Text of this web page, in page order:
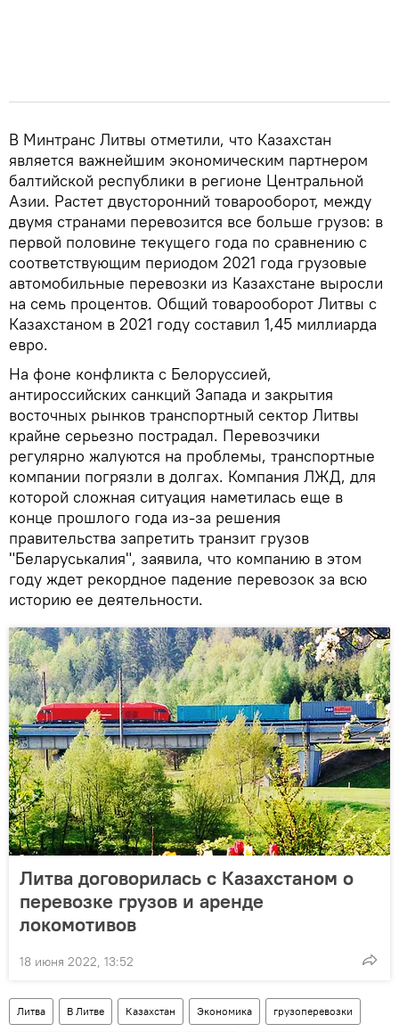
В Минтранс Литвы отметили, что Казахстан
является важнейшим экономическим партнером
балтийской республики в регионе Центральной
Азии. Растет двусторонний товарооборот, между
двумя странами перевозится все больше грузов: в
первой половине текущего года по сравнению с
соответствующим периодом 2021 года грузовые
автомобильные перевозки из Казахстане выросли
на семь процентов. Общий товарооборот Литвы с
Казахстаном в 2021 году составил 1,45 миллиарда
евро.
На фоне конфликта с Белоруссией,
антироссийских санкций Запада и закрытия
восточных рынков транспортный сектор Литвы
крайне серьезно пострадал. Перевозчики
регулярно жалуются на проблемы, транспортные
компании погрязли в долгах. Компания ЛЖД, для
которой сложная ситуация наметилась еще в
конце прошлого года из-за решения
правительства запретить транзит грузов
"Беларуськалия", заявила, что компанию в этом
году ждет рекордное падение перевозок за всю
историю ее деятельности.
Литва договорилась с Казахстаном о
перевозке грузов и аренде
локомотивов
18 июня 2022, 13:52
Литва В Литве Казахстан Экономика грузоперевозки